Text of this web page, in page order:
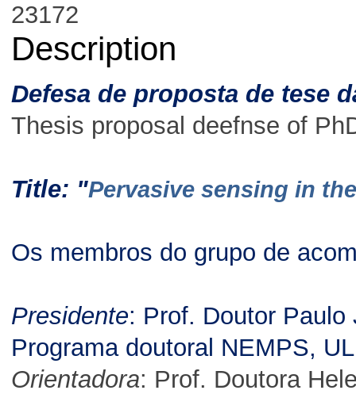
23172
Description
Defesa de proposta de tese
Thesis proposal deefnse of
Title: "Pervasive sensing in
Os membros do grupo de
Presidente: Prof. Doutor
Programa doutoral NEMPS,
Orientadora: Prof. Doutora